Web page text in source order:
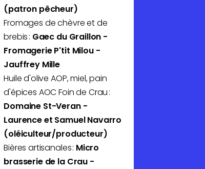
(patron pêcheur)
Fromages de chèvre et de
brebis : Gaec du Graillon -
Fromagerie P'tit Milou -
Jauffrey Mille
Huile d'olive AOP, miel, pain
d'épices AOC Foin de Crau :
Domaine St-Veran -
Laurence et Samuel Navarro
(oléiculteur/producteur)
Bières artisanales : Micro
brasserie de la Crau -